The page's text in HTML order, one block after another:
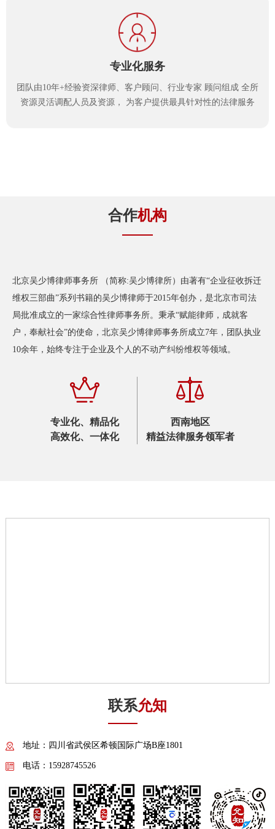
专业化服务
团队由10年+经验资深律师、客户顾问、行业专家 顾问组成 全所
资源灵活调配人员及资源， 为客户提供最具针对性的法律服务
合作机构
北京吴少博律师事务所 （简称:吴少博律所）由著有“企业征收拆迁
维权三部曲”系列书籍的吴少博律师于2015年创办，是北京市司法
局批准成立的一家综合性律师事务所。秉承“赋能律师，成就客
户，奉献社会”的使命，北京吴少博律师事务所成立7年，团队执业
10余年，始终专注于企业及个人的不动产纠纷维权等领域。
专业化、精品化
高效化、一体化
西南地区
精益法律服务领军者
联系允知
地址：四川省武侯区希顿国际广场B座1801
电话：15928745526